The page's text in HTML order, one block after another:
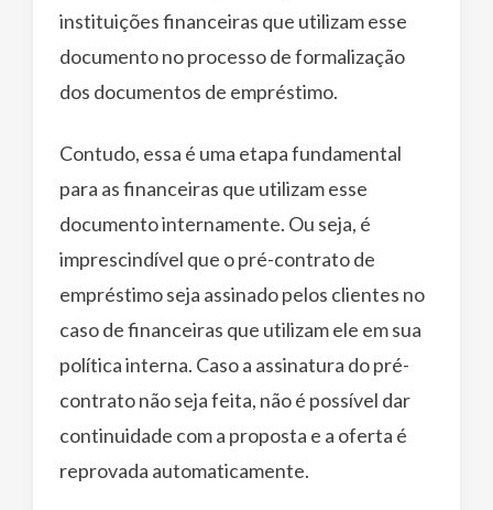
instituições financeiras que utilizam esse
documento no processo de formalização
dos documentos de empréstimo.
Contudo, essa é uma etapa fundamental
para as financeiras que utilizam esse
documento internamente. Ou seja, é
imprescindível que o pré-contrato de
empréstimo seja assinado pelos clientes no
caso de financeiras que utilizam ele em sua
política interna. Caso a assinatura do pré-
contrato não seja feita, não é possível dar
continuidade com a proposta e a oferta é
reprovada automaticamente.